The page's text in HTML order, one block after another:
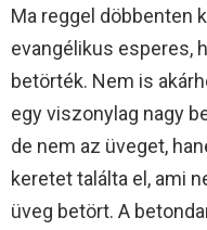
Ma reggel döbbenten
evangélikus esperes,
betörték. Nem is
egy viszonylag nagy
de nem az üveget,
keretet találta el, ami
üveg betört. A